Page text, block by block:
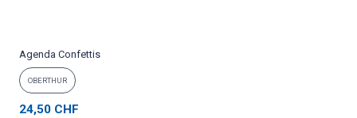
Agenda Confettis
OBERTHUR
24,50 CHF